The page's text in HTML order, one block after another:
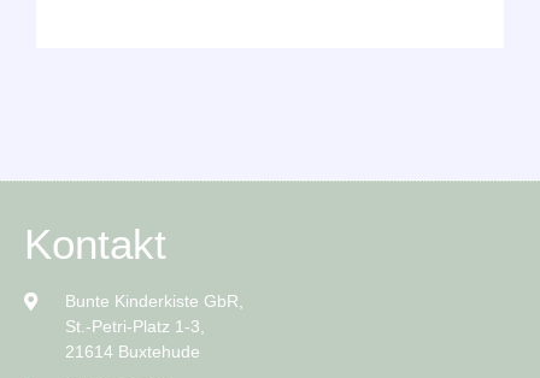
Kontakt
Bunte Kinderkiste GbR,
St.-Petri-Platz 1-3,
21614 Buxtehude